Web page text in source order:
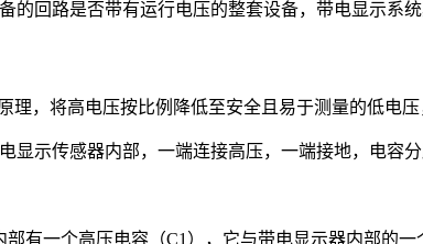
回路是否带有运行电压的整套设备，带电显示系
，将高电压按比例降低至安全且易于测量的低电
示传感器内部，一端连接高压，一端接地，电容
有一个高压电容（C1），它与带电显示器内部的